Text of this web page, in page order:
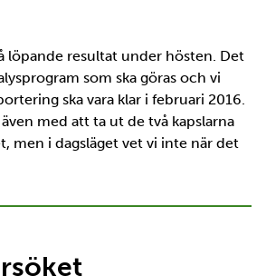
löpande resultat under hösten. Det
som ska göras och vi
ska vara klar i februari 2016.
med att ta ut de två kapslarna
men i dagsläget vet vi inte när det